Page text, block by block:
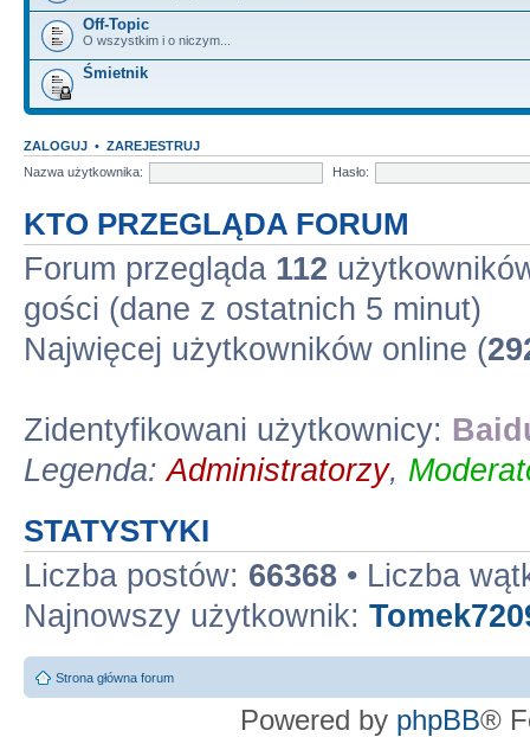
Off-Topic
O wszystkim i o niczym...
Śmietnik
ZALOGUJ • ZAREJESTRUJ
Nazwa użytkownika:
Hasło:
KTO PRZEGLĄDA FORUM
Forum przegląda 112
gości (dane z ostatnich 5 minut)
Najwięcej użytkowników online (
Zidentyfikowani użytkownicy:
Legenda:Administratorzy,
STATYSTYKI
Liczba postów: 66368 • Liczba
Najnowszy użytkownik:
Strona główna forum
Powered by phpBB®